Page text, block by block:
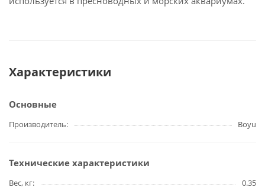
Характеристики
Основные
Производитель Boyu
Технические характеристики
Вес, кг 0.35